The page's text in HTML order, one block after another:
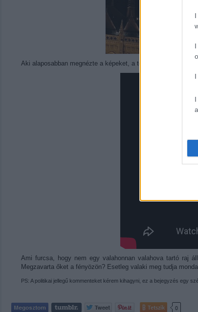
Aki alaposabban megnézte a képeket, a tetejük környékén
Ami furcsa, hogy nem egy valahonnan valahova tartó raj
Megzavarta őket a fényözön? Esetleg valaki meg tudja
PS: A politikai jellegű kommenteket kérem kihagyni, ez a bejegyzés egy
Tetszik 0